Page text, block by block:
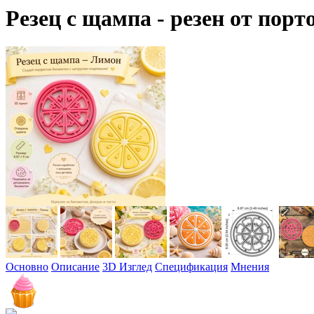
Резец с щампa - резен от
Основно Описание 3D Изглед Спецификация Мнения